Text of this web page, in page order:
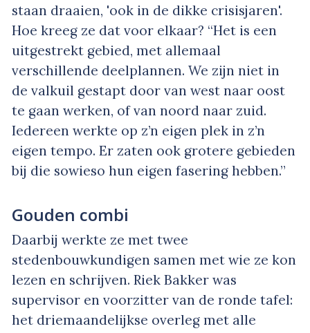
staan draaien, 'ook in de dikke crisisjaren'.
Hoe kreeg ze dat voor elkaar? “Het is een
uitgestrekt gebied, met allemaal
verschillende deelplannen. We zijn niet in
de valkuil gestapt door van west naar oost
te gaan werken, of van noord naar zuid.
Iedereen werkte op z’n eigen plek in z’n
eigen tempo. Er zaten ook grotere gebieden
bij die sowieso hun eigen fasering hebben.”
Gouden combi
Daarbij werkte ze met twee
stedenbouwkundigen samen met wie ze kon
lezen en schrijven. Riek Bakker was
supervisor en voorzitter van de ronde tafel:
het driemaandelijkse overleg met alle